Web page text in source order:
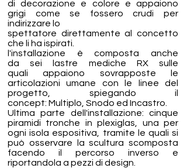
di decorazione e colore e appaiono
grigi come se fossero crudi per
indirizzare lo
spettatore direttamente al concetto
che li ha ispirati.
l'installazione è composta anche
da sei lastre mediche RX sulle
quali appaiono sovrapposte le
articolazioni umane con le linee del
progetto, spiegando il
concept: Multiplo, Snodo ed Incastro.
Ultima parte dell'installazione: cinque
piramidi tronche in plexiglas, una per
ogni isola espositiva, tramite le quali si
può osservare la scultura scomposta
facendo il percorso inverso e
riportandola a pezzi di design.